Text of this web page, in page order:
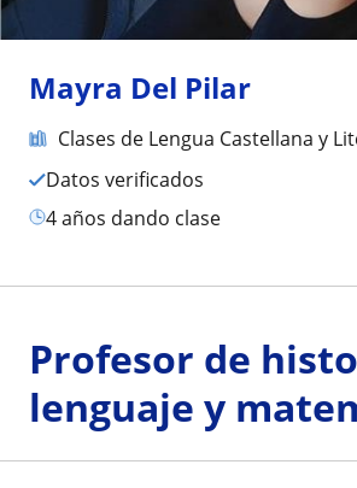
Mayra Del Pilar
Clases de Lengua Castellana y
Datos verificados
4 años dando clase
Profesor de
lenguaje y